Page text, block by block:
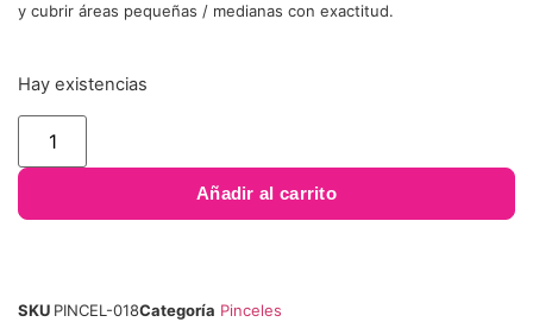
y cubrir áreas pequeñas / medianas con exactitud.
Hay existencias
Añadir al carrito
SKU PINCEL-018Categoría Pinceles